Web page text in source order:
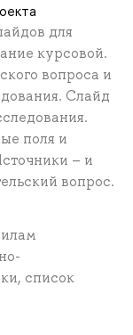
для
курсовой.
вопроса и
Слайд
поля и
– и
вопрос.
список